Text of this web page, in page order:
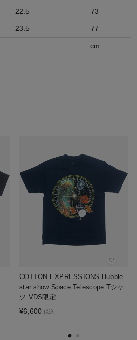
22.5 73
23.5 77
cm
♡
COTTON EXPRESSIONS Hubble
star show Space Telescope Tシャ
ツ VDS限定
¥6,600 税込